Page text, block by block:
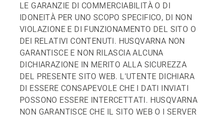
LE GARANZIE DI COMMERCIABILITÀ O DI
IDONEITÀ PER UNO SCOPO SPECIFICO, DI NON
VIOLAZIONE E DI FUNZIONAMENTO DEL SITO O
DEI RELATIVI CONTENUTI. HUSQVARNA NON
GARANTISCE E NON RILASCIA ALCUNA
DICHIARAZIONE IN MERITO ALLA SICUREZZA
DEL PRESENTE SITO WEB. L'UTENTE DICHIARA
DI ESSERE CONSAPEVOLE CHE I DATI INVIATI
POSSONO ESSERE INTERCETTATI. HUSQVARNA
NON GARANTISCE CHE IL SITO WEB O I SERVER